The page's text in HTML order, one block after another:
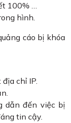
100% …
hình.
cáo bị khóa
chỉ IP.
dẫn đến việc bị
tin cậy.